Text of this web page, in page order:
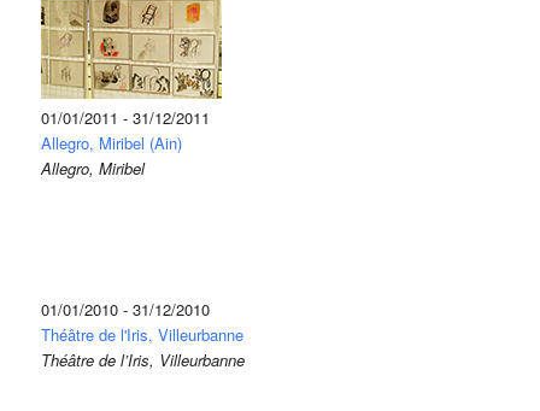
01/01/2011 - 31/12/2011
Allegro, Miribel (Ain)
Allegro, Miribel
01/01/2010 - 31/12/2010
Théâtre de l'Iris, Villeurbanne
Théâtre de l’Iris, Villeurbanne